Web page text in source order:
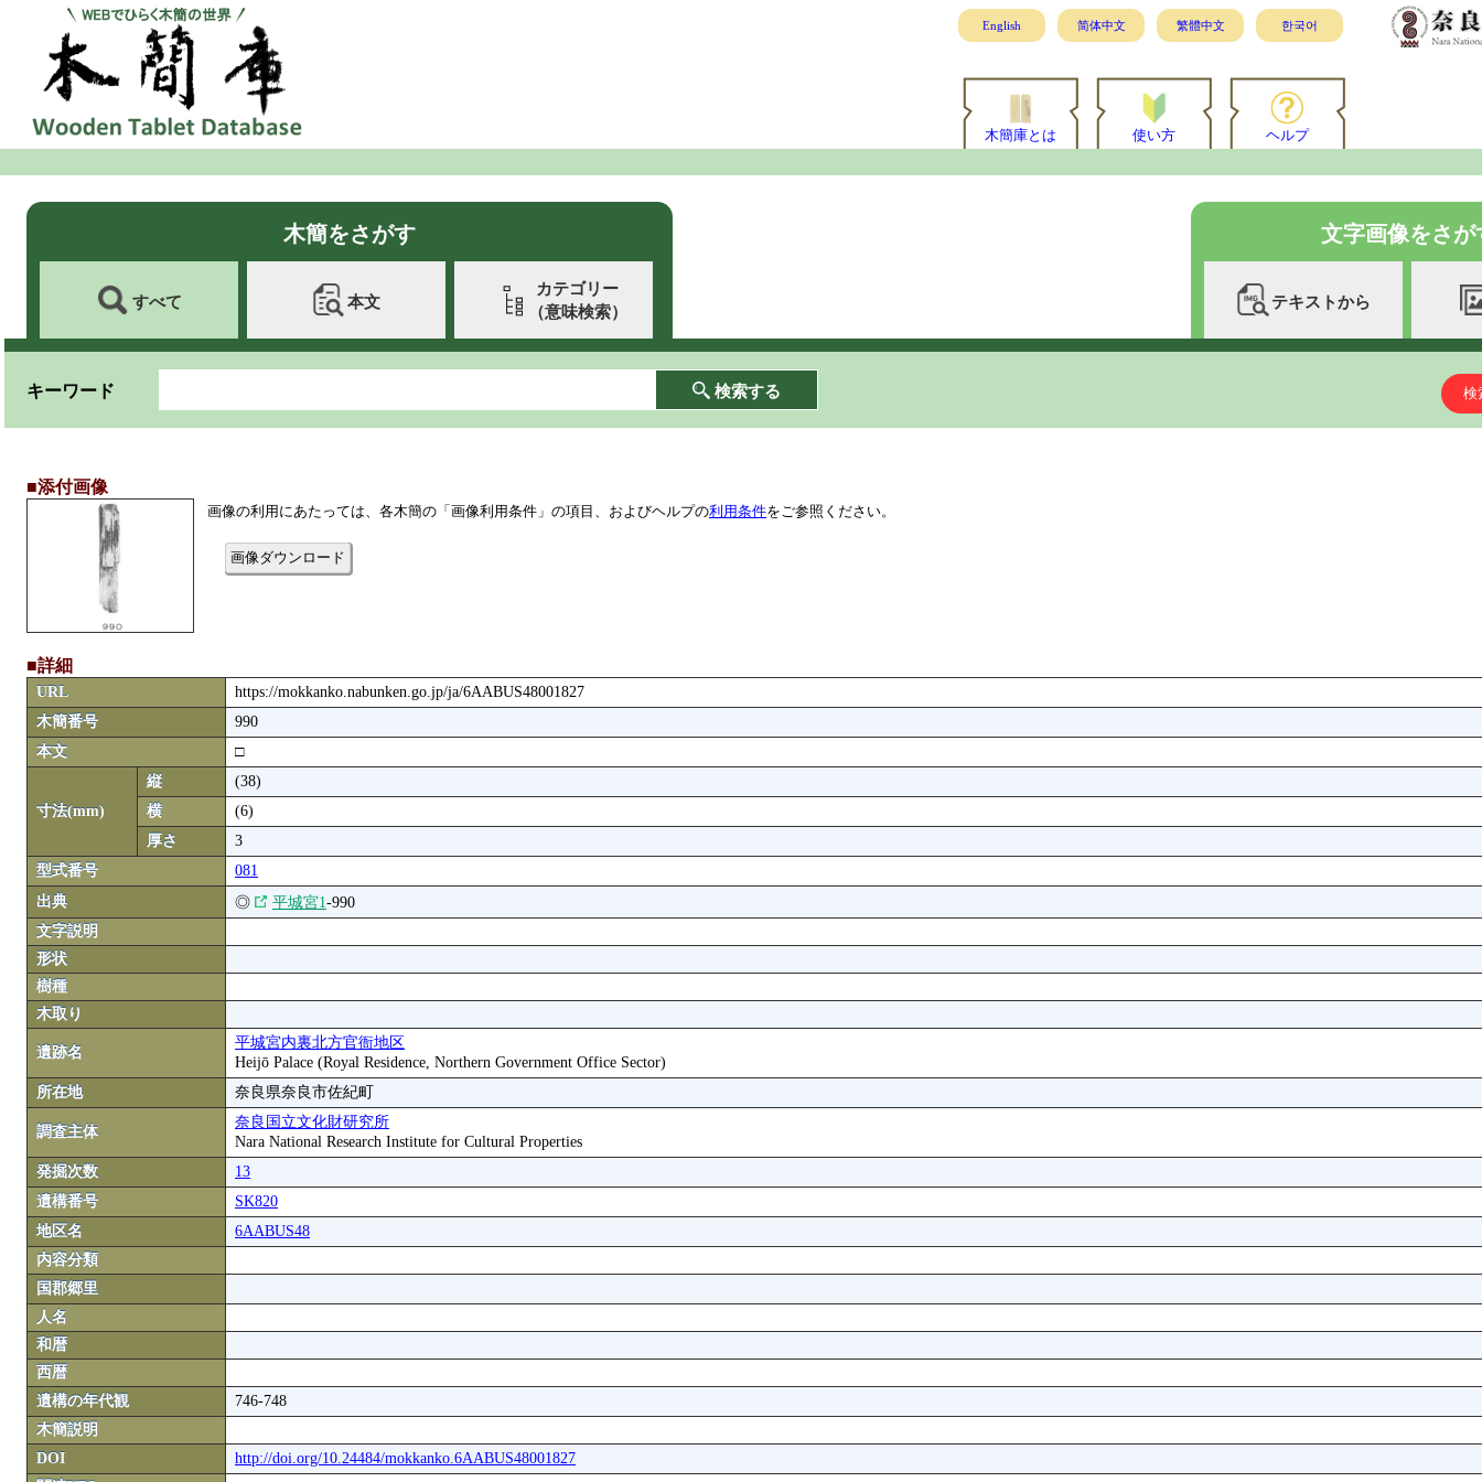
English 简体中文 繁體中文 한국어
木簡庫とは 使い方 ヘルプ
木簡をさがす
すべて 本文
カテゴリー
（意味検索）
文字画像をさが
テキストから
キーワード 検索する 検
■添付画像
画像の利用にあたっては、各木簡の「画像利用条件」の項目、およびヘルプの利用条件をご参照ください。
画像ダウンロード
■詳細
URL
https://mokkanko.nabunken.go.jp/ja/6AABUS48001827
木簡番号
990
本文
□
寸法(mm)
縦
(38)
横
(6)
厚さ
3
型式番号
081
出典
◎ 平城宮1-990
文字説明
形状
樹種
木取り
遺跡名
平城宮内裏北方官衙地区
Heijō Palace (Royal Residence, Northern Government Office Sector)
所在地
奈良県奈良市佐紀町
調査主体
奈良国立文化財研究所
Nara National Research Institute for Cultural Properties
発掘次数
13
遺構番号
SK820
地区名
6AABUS48
内容分類
国郡郷里
人名
和暦
西暦
遺構の年代観
746-748
木簡説明
DOI
http://doi.org/10.24484/mokkanko.6AABUS48001827